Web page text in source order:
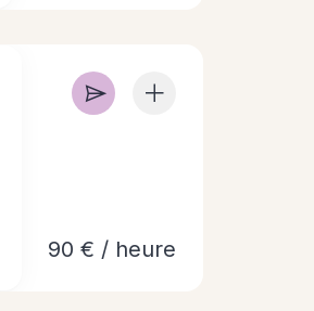
90 € / heure